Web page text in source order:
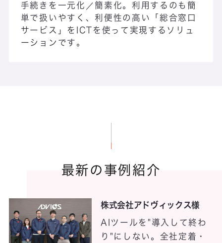
Facteye
手続きを一元化／簡素化。利用するのも簡
単で扱いやすく、利便性の高い「総合窓口
サービス」をICTを使って実現するソリュ
ーションです。
最新の事例紹介
株式会社アドヴィックス様
AIツールを"導入して終わ
り"にしない。全社定着・